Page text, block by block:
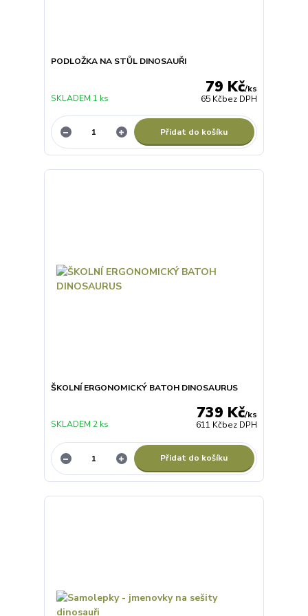
PODLOŽKA NA STŮL DINOSAUŘI
79 Kč/ks
65 Kčbez DPH
SKLADEM 1 ks
Přidat do košíku
ŠKOLNÍ ERGONOMICKÝ BATOH DINOSAURUS
739 Kč/ks
611 Kčbez DPH
SKLADEM 2 ks
Přidat do košíku